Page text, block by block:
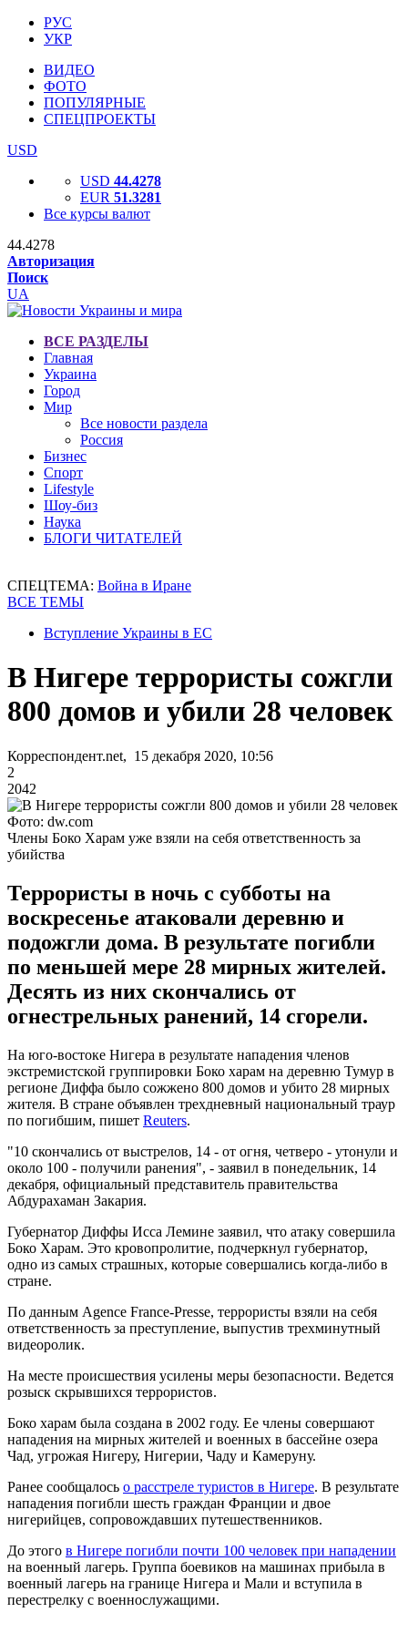
РУС
УКР
ВИДЕО
ФОТО
ПОПУЛЯРНЫЕ
СПЕЦПРОЕКТЫ
USD
USD 44.4278
EUR 51.3281
Все курсы валют
44.4278
Авторизация
Поиск
UA
ВСЕ РАЗДЕЛЫ
Главная
Украина
Город
Мир
Все новости раздела
Россия
Бизнес
Спорт
Lifestyle
Шоу-биз
Наука
БЛОГИ ЧИТАТЕЛЕЙ
СПЕЦТЕМА: Война в Иране
ВСЕ ТЕМЫ
Вступление Украины в ЕС
В Нигере террористы сожгли
800 домов и убили 28 человек
Корреспондент.net, 15 декабря 2020, 10:56
2
2042
Фото: dw.com
Члены Боко Харам уже взяли на себя ответственность за
убийства
Террористы в ночь с субботы на
воскресенье атаковали деревню и
подожгли дома. В результате погибли
по меньшей мере 28 мирных жителей.
Десять из них скончались от
огнестрельных ранений, 14 сгорели.
На юго-востоке Нигера в результате нападения членов
экстремистской группировки Боко харам на деревню Тумур в
регионе Диффа было сожжено 800 домов и убито 28 мирных
жителя. В стране объявлен трехдневный национальный траур
по погибшим, пишет Reuters.
"10 скончались от выстрелов, 14 - от огня, четверо - утонули и
около 100 - получили ранения", - заявил в понедельник, 14
декабря, официальный представитель правительства
Абдурахаман Закария.
Губернатор Диффы Исса Лемине заявил, что атаку совершила
Боко Харам. Это кровопролитие, подчеркнул губернатор,
одно из самых страшных, которые совершались когда-либо в
стране.
По данным Agence France-Presse, террористы взяли на себя
ответственность за преступление, выпустив трехминутный
видеоролик.
На месте происшествия усилены меры безопасности. Ведется
розыск скрывшихся террористов.
Боко харам была создана в 2002 году. Ее члены совершают
нападения на мирных жителей и военных в бассейне озера
Чад, угрожая Нигеру, Нигерии, Чаду и Камеруну.
Ранее сообщалось о расстреле туристов в Нигере. В результате
нападения погибли шесть граждан Франции и двое
нигерийцев, сопровождавших путешественников.
До этого в Нигере погибли почти 100 человек при нападении
на военный лагерь. Группа боевиков на машинах прибыла в
военный лагерь на границе Нигера и Мали и вступила в
перестрелку с военнослужащими.